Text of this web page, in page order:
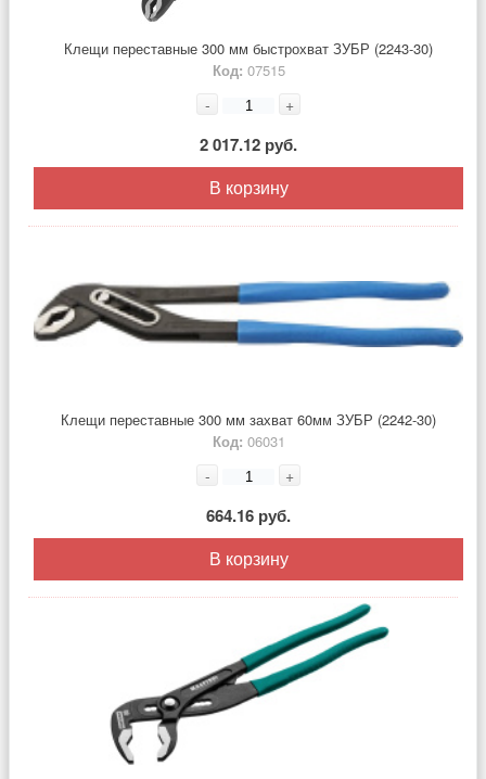
Клещи переставные 300 мм быстрохват ЗУБР (2243-30)
Код: 07515
- +
2 017.12 руб.
В корзину
Клещи переставные 300 мм захват 60мм ЗУБР (2242-30)
Код: 06031
- +
664.16 руб.
В корзину